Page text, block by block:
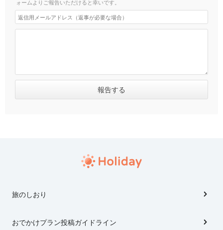
ォームよりご報告いただけると幸いです。
旅のしおり
おでかけプラン投稿ガイドライン